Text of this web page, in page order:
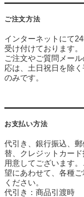
ご注文方法
インターネットにて
受け付けております。
ご注文やご質問メー
応は、土日祝日を除く
のみです。
お支払い方法
代引き、銀行振込、郵
替、クレジットカード
用意してございます
望にあわせて、各種ご
ください。
代引き：商品引渡時